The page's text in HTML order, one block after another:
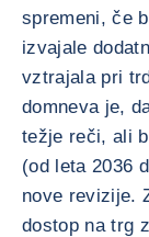
spremeni, če
izvajale
vztrajala pri
domneva je,
težje reči, ali
(od leta 2036
nove revizije.
dostop na trg